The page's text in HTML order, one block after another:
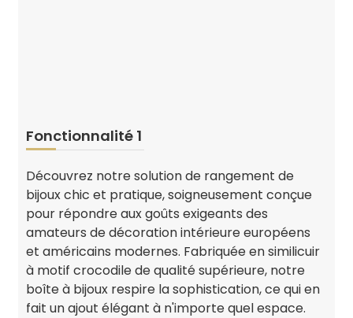
Fonctionnalité 1
Découvrez notre solution de rangement de
bijoux chic et pratique, soigneusement conçue
pour répondre aux goûts exigeants des
amateurs de décoration intérieure européens
et américains modernes. Fabriquée en similicuir
à motif crocodile de qualité supérieure, notre
boîte à bijoux respire la sophistication, ce qui en
fait un ajout élégant à n'importe quel espace.